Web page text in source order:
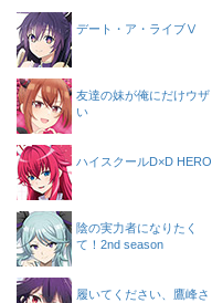
デート・ア・ライブⅤ
友達の妹が俺にだけウザ
い
ハイスクールD×D HERO
陰の実力者になりたく
て！2nd season
履いてください、鷹峰さ